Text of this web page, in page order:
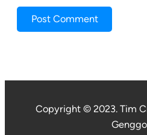
Copyright © 2023. Tim